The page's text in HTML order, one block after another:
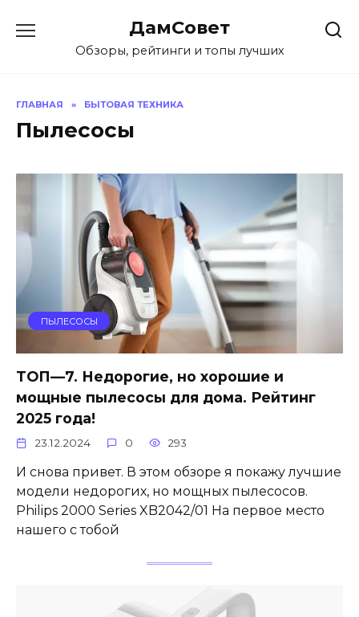
содержанию
ДамСовет
Обзоры, рейтинги и топы лучших
ГЛАВНАЯ » БЫТОВАЯ ТЕХНИКА
Пылесосы
ПЫЛЕСОСЫ
ТОП—7. Недорогие, но хорошие и
мощные пылесосы для дома. Рейтинг
2025 года!
23.12.2024 0 293
И снова привет. В этом обзоре я покажу лучшие
модели недорогих, но мощных пылесосов.
Philips 2000 Series XB2042/01 На первое место
нашего с тобой